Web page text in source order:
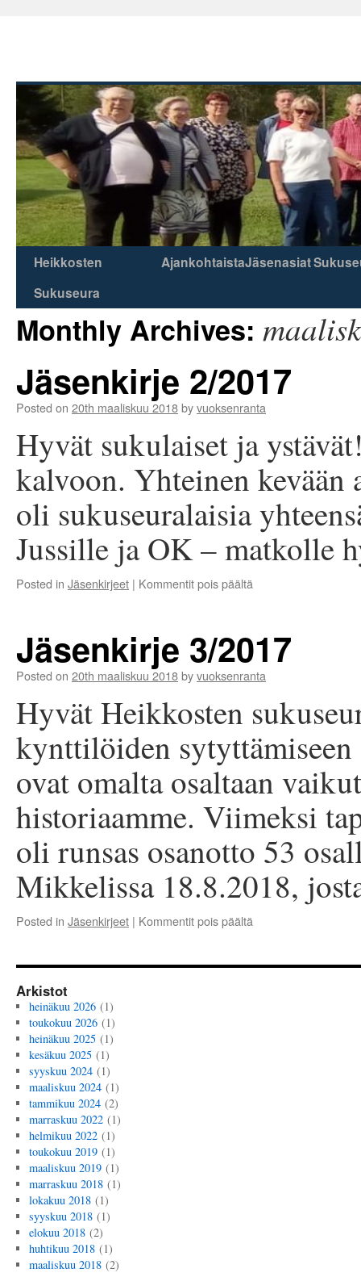
Skip
content
Heikkosten
Sukuseura
AjankohtaistaJäsenasiat
Monthly Archives:
Jäsenkirje 2/2017
Posted on 20th maaliskuu 2018byvuoksenranta
Hyvät sukulaiset ja
kalvoon. Yhteinen
oli sukuseuralaisia
Jussille ja OK – matkolle
Posted in Jäsenkirjeet | Kommentit pois päältä
Jäsenkirje 3/2017
Posted on 20th maaliskuu 2018byvuoksenranta
Hyvät Heikkosten
kynttilöiden
ovat omalta osaltaan
historiaamme. Viimeksi
oli runsas osanotto 53
Mikkelissa 18.8.2018,
Posted in Jäsenkirjeet | Kommentit pois päältä
Arkistot
heinäkuu 2026(1)
toukokuu 2026(1)
heinäkuu 2025(1)
kesäkuu 2025(1)
syyskuu 2024(1)
maaliskuu 2024(1)
tammikuu 2024(2)
marraskuu 2022(1)
helmikuu 2022(1)
toukokuu 2019(1)
maaliskuu 2019(1)
marraskuu 2018(1)
lokakuu 2018(1)
syyskuu 2018(1)
elokuu 2018(2)
huhtikuu 2018(1)
maaliskuu 2018(2)